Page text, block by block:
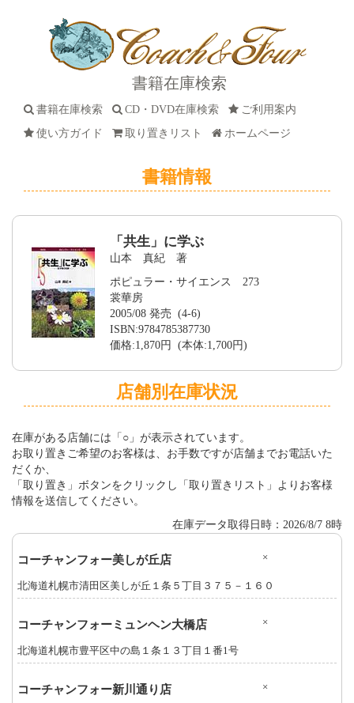
書籍在庫検索
書籍在庫検索 CD・DVD在庫検索
ご利用案内
使い方ガイド
取り置きリスト ホームページ
書籍情報
「共生」に学ぶ
山本 真紀 著
ポピュラー・サイエンス 273
裳華房
2005/08 発売 (4-6)
ISBN:9784785387730
価格:1,870円 (本体:1,700円)
店舗別在庫状況
在庫がある店舗には「○」が表示されています。
お取り置きご希望のお客様は、お手数ですが店舗までお電話いた
だくか、
「取り置き」ボタンをクリックし「取り置きリスト」よりお客様
情報を送信してください。
在庫データ取得日時：2026/8/7 8時
コーチャンフォー美しが丘店 ×
北海道札幌市清田区美しが丘１条５丁目３７５－１６０
コーチャンフォーミュンヘン大橋店 ×
北海道札幌市豊平区中の島１条１３丁目１番1号
コーチャンフォー新川通り店 ×